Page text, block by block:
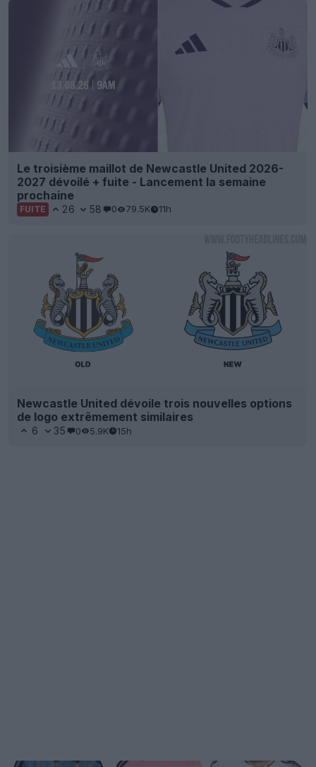
Le troisième maillot de Newcastle United 2026-
2027 dévoilé + fuite - Lancement la semaine
prochaine
FUITE 26 58 0 79.5K 11h
Newcastle United dévoile trois nouvelles options
de logo extrêmement similaires
6 35 0 5.9K 15h